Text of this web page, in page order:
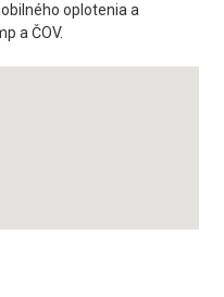
oplotenia a
a ČOV.